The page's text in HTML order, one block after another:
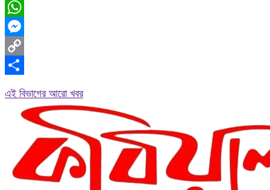
Facebook
WhatsApp
Messenger
Copy
এই বিভাগের আরো খবর